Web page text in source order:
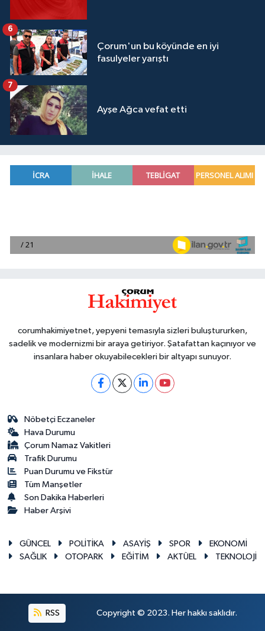
Çorum'un bu köyünde en iyi
fasulyeler yarıştı
6
Ayşe Ağca vefat etti
7
corumhakimiyetnet, yepyeni temasıyla sizleri buluştururken,
sadelik ve modernizmi bir araya getiriyor. Şatafattan kaçınıyor ve
insanlara haber okuyabilecekleri bir altyapı sunuyor.
Nöbetçi Eczaneler
Hava Durumu
Çorum Namaz Vakitleri
Trafik Durumu
Puan Durumu ve Fikstür
Tüm Manşetler
Son Dakika Haberleri
Haber Arşivi
GÜNCEL POLİTİKA ASAYİŞ SPOR
EKONOMİ
SAĞLIK
OTOPARK EĞİTİM AKTÜEL TEKNOLOJİ
RSS Copyright © 2023. Her hakkı saklıdır.